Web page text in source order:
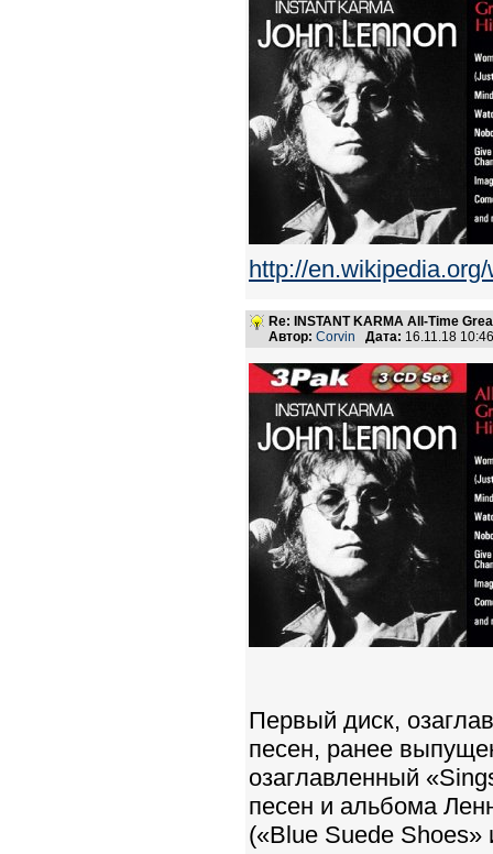
http://
Re: INSTANT KARMA All-Time
Автор: Corvin Дата: 16.11.18
Первый диск,
песен, ранее
озаглавленный
песен и альбома
(«Blue Suede